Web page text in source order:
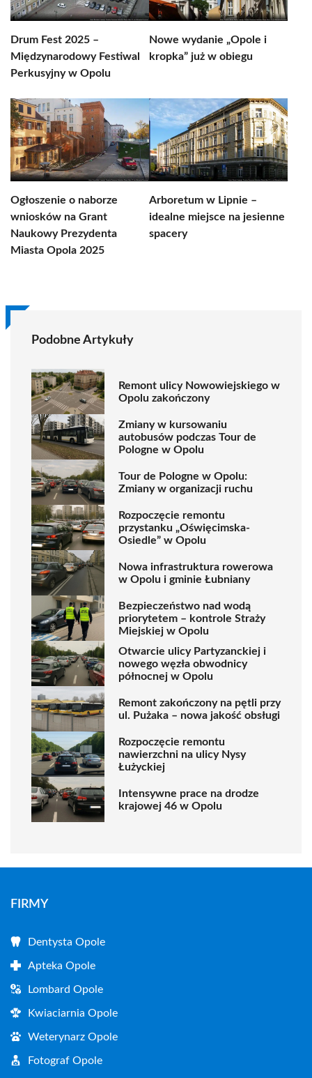
Drum Fest 2025 –
Międzynarodowy Festiwal
Perkusyjny w Opolu
Nowe wydanie „Opole i
kropka” już w obiegu
Ogłoszenie o naborze
wniosków na Grant
Naukowy Prezydenta
Miasta Opola 2025
Arboretum w Lipnie –
idealne miejsce na jesienne
spacery
Podobne Artykuły
Remont ulicy Nowowiejskiego w
Opolu zakończony
Zmiany w kursowaniu
autobusów podczas Tour de
Pologne w Opolu
Tour de Pologne w Opolu:
Zmiany w organizacji ruchu
Rozpoczęcie remontu
przystanku „Oświęcimska-
Osiedle” w Opolu
Nowa infrastruktura rowerowa
w Opolu i gminie Łubniany
Bezpieczeństwo nad wodą
priorytetem – kontrole Straży
Miejskiej w Opolu
Otwarcie ulicy Partyzanckiej i
nowego węzła obwodnicy
północnej w Opolu
Remont zakończony na pętli przy
ul. Pużaka – nowa jakość obsługi
Rozpoczęcie remontu
nawierzchni na ulicy Nysy
Łużyckiej
Intensywne prace na drodze
krajowej 46 w Opolu
FIRMY
Dentysta Opole
Apteka Opole
Lombard Opole
Kwiaciarnia Opole
Weterynarz Opole
Fotograf Opole